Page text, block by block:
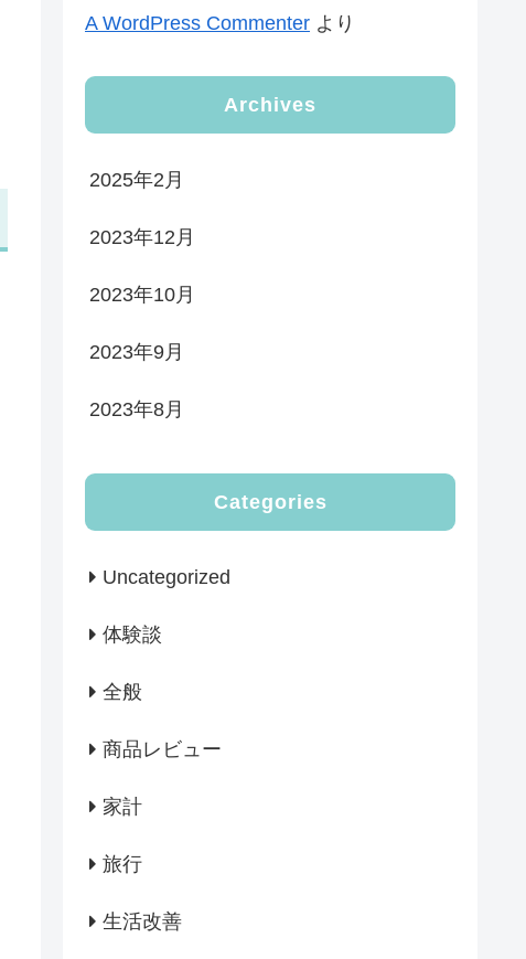
A WordPress Commenter より
Archives
2025年2月
2023年12月
2023年10月
2023年9月
2023年8月
Categories
Uncategorized
体験談
全般
商品レビュー
家計
旅行
生活改善